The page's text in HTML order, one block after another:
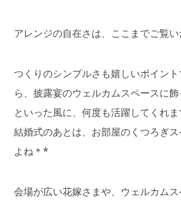
アレンジの自在さは、ここまでご覧
つくりのシンプルさも嬉しいポイン
ら、披露宴のウェルカムスペースに
といった風に、何度も活躍してくれ
結婚式のあとは、お部屋のくつろぎ
よね＊*
会場が広い花嫁さまや、ウェルカム